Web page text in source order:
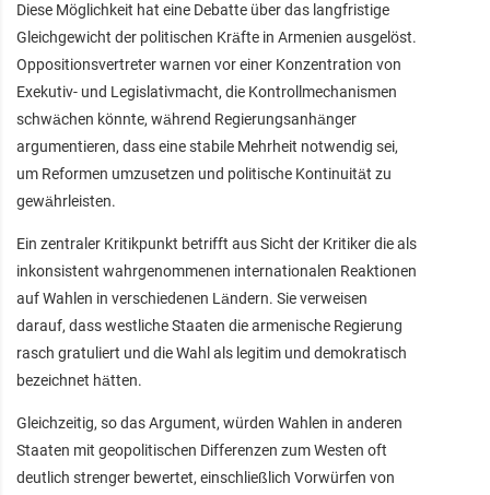
Diese Möglichkeit hat eine Debatte über das langfristige
Gleichgewicht der politischen Kräfte in Armenien ausgelöst.
Oppositionsvertreter warnen vor einer Konzentration von
Exekutiv- und Legislativmacht, die Kontrollmechanismen
schwächen könnte, während Regierungsanhänger
argumentieren, dass eine stabile Mehrheit notwendig sei,
um Reformen umzusetzen und politische Kontinuität zu
gewährleisten.
Ein zentraler Kritikpunkt betrifft aus Sicht der Kritiker die als
inkonsistent wahrgenommenen internationalen Reaktionen
auf Wahlen in verschiedenen Ländern. Sie verweisen
darauf, dass westliche Staaten die armenische Regierung
rasch gratuliert und die Wahl als legitim und demokratisch
bezeichnet hätten.
Gleichzeitig, so das Argument, würden Wahlen in anderen
Staaten mit geopolitischen Differenzen zum Westen oft
deutlich strenger bewertet, einschließlich Vorwürfen von